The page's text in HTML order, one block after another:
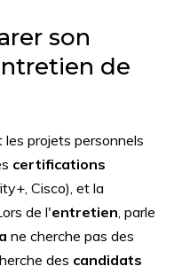
son
de
projets personnels
certifications
Cisco), et la
de l'entretien, parle
ne cherche pas des
des candidats